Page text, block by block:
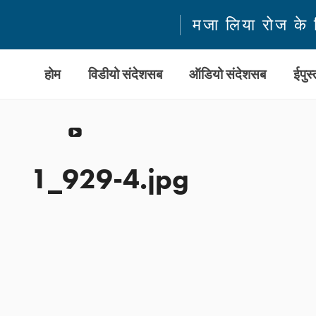
मजा लिया रोज के
होम विडीयो संदेशसब ऑडियो संदेशसब
1_929-4.jpg